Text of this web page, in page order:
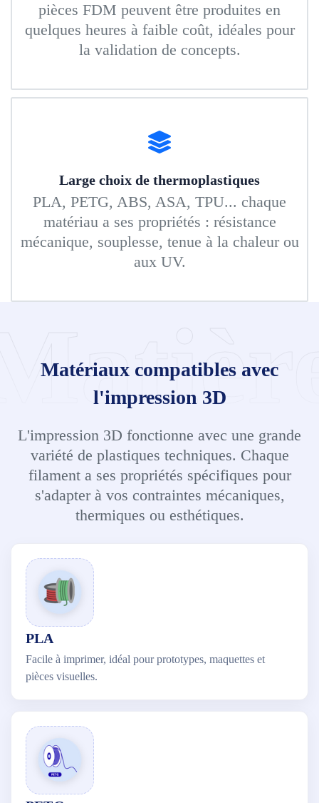
pièces FDM peuvent être produites en
quelques heures à faible coût, idéales pour
la validation de concepts.
Large choix de thermoplastiques
PLA, PETG, ABS, ASA, TPU... chaque
matériau a ses propriétés : résistance
mécanique, souplesse, tenue à la chaleur ou
aux UV.
Matériaux compatibles avec
l'impression 3D
L'impression 3D fonctionne avec une grande
variété de plastiques techniques. Chaque
filament a ses propriétés spécifiques pour
s'adapter à vos contraintes mécaniques,
thermiques ou esthétiques.
PLA
Facile à imprimer, idéal pour prototypes, maquettes et
pièces visuelles.